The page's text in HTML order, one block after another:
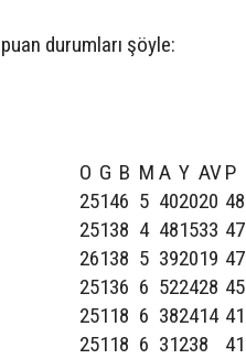
durumları şöyle:
O G B M A Y AVP
25146 5 402020 48
25138 4 481533 47
26138 5 392019 47
25136 6 522428 45
25118 6 382414 41
25118 6 31238
41